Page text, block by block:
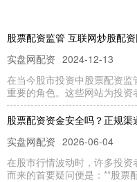
股票配资监管 互联网炒股配
实盘网配资 2024-12-13
在当今股市投资中股票配资
重要的角色。这些网站为投资
股票配资资金安全吗？正规渠
实盘网配资 2026-06-04
在股市行情波动时，许多投
而来的首要疑问便是：**股票